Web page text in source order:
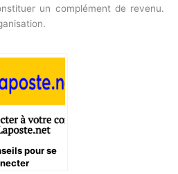
un complément de revenu.
pour se